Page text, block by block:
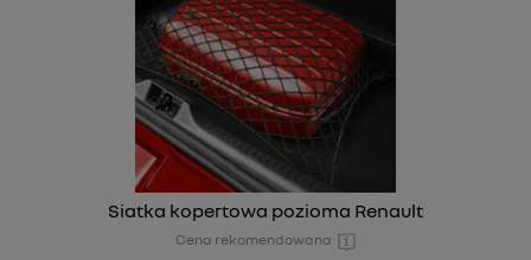
Siatka kopertowa pozioma Renault
Cena rekomendowana